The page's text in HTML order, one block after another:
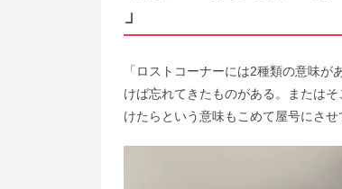
」
「ロストコーナーには2種類の意味
けば忘れてきたものがある。または
けたらという意味もこめて屋号にさ